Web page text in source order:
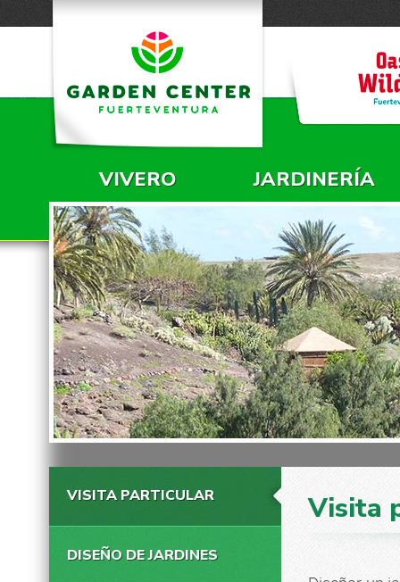
Visita
MENÚ PRINCIPAL
VIVERO JARDINERÍA
VISITA PARTICULAR
DISEÑO DE JARDINES